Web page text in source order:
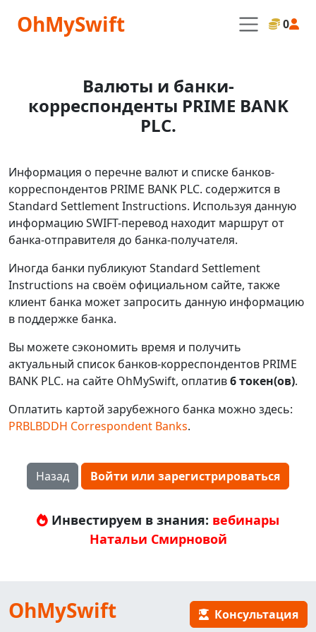
OhMySwift 0
Валюты и банки-
корреспонденты PRIME BANK
PLC.
Информация о перечне валют и списке банков-
корреспондентов PRIME BANK PLC. содержится в
Standard Settlement Instructions. Используя данную
информацию SWIFT-перевод находит маршрут от
банка-отправителя до банка-получателя.
Иногда банки публикуют Standard Settlement
Instructions на своём официальном сайте, также
клиент банка может запросить данную информацию
в поддержке банка.
Вы можете сэкономить время и получить
актуальный список банков-корреспондентов PRIME
BANK PLC. на сайте OhMySwift, оплатив6 токен(ов).
Оплатить картой зарубежного банка можно здесь:
PRBLBDDH Correspondent Banks.
Назад Войти или зарегистрироваться
Инвестируем в знания: вебинары
Натальи Смирновой
OhMySwift Консультация